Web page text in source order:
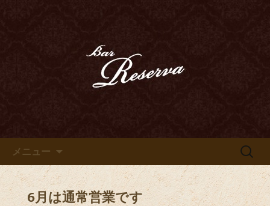
豊田市、豊田駅近くのオーセン
ティックバー「Bar Reserva～
リゼルヴァ～」のブログ
ゆくまでお愉しみいただけます
メニュー
検
6月は通常営業です